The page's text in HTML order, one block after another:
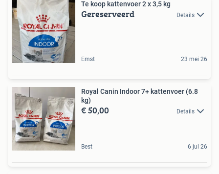
Te koop kattenvoer 2 x 3,5 kg
Gereserveerd Details
Emst 23 mei 26
Royal Canin Indoor 7+ kattenvoer (6.8
kg)
€ 50,00 Details
Best 6 jul 26